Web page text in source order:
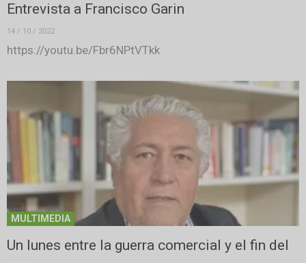
Entrevista a Francisco Garin
14 / 10 / 2022
https://youtu.be/Fbr6NPtVTkk
MULTIMEDIA
Un lunes entre la guerra comercial y el fin del